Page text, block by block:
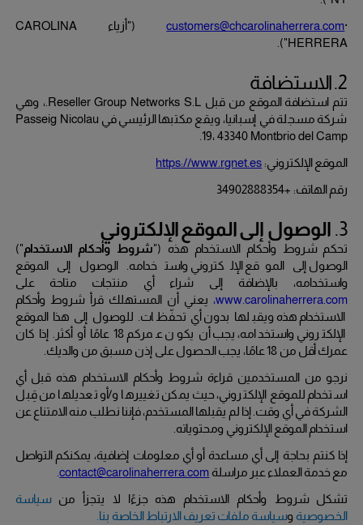
·
customers@chcarolinaherrera.com("أزياء CAROLINA
HERRERA
").
2. الاستضافة
تتم استضافة الموقع من قبل Reseller Group Networks S.L ، وهي
شركة مسجلة في إسبانيا، ويقع مكتبها الرئيسي في Passeig Nicolau
19، 43340 Montbrio del Camp.
الموقع الإلكتروني: https://www.rgnet.es
رقم الهاتف: +34902888354
3. الوصول إلى الموقع الإلكتروني
تحكم شروط وأحكام الاستخدام هذه ("شروط وأحكام الاستخدام")
الوصول إلى الموقع الإلكتروني واستخدامه.
الوصول إلى الموقع
واستخدامه، بالإضافة إلى شراء أي منتجات متاحة على
www.carolinaherrera.com، يعني أن المستهلك قرأ شروط وأحكام
الاستخدام هذه ويقبلها بدون أي تحفّظات.
للوصول إلى هذا الموقع
الإلكتروني واستخدامه، يجب أن يكون عمركم 18عامًا أو أكثر.
إذا كان
عمرك أقل من 18عامًا، يجب الحصول على إذن مسبق من والديك.
نرجو من المستخدمين قراءة شروط وأحكام الاستخدام هذه قبل أي
استخدام للموقع الإلكتروني، حيث يمكن تغييرها و/أو تعديلها من قِبل
الشركة في أي وقت. إذا لم يقبلها المستخدم، فإننا نطلب منه الامتناع عن
استخدام الموقع الإلكتروني ومحتوياته.
إذا كنتم بحاجة إلى أي مساعدة أو أي معلومات إضافية، يمكنكم التواصل
مع خدمة العملاء عبر مراسلة contact@carolinaherrera.com
.
تشكل شروط وأحكام الاستخدام هذه جزءًا لا يتجزأ منسياسة
الخصوصية وسياسة ملفات تعريف الارتباط الخاصة بنا.